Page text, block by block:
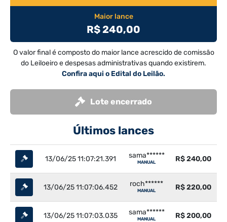
Maior lance
R$ 240,00
O valor final é composto do maior lance acrescido de comissão
do Leiloeiro e despesas administrativas quando existirem.
Confira aqui o Edital do Leilão.
Lote encerrado
Últimos lances
13/06/25 11:07:21.391 sama******
MANUAL R$ 240,00
13/06/25 11:07:06.452 roch******
MANUAL R$ 220,00
13/06/25 11:07:03.035 sama******
MANUAL R$ 200,00